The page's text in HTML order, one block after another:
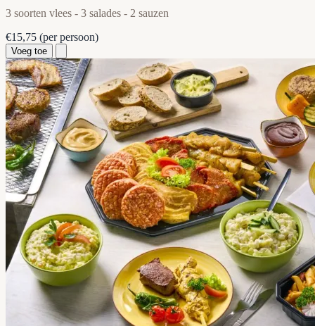
3 soorten vlees - 3 salades - 2 sauzen
€15,75 (per persoon)
Voeg toe